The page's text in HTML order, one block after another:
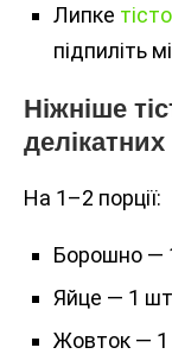
Липке
підпиліть
Ніжніше
На 1–2 порції:
Борошно —
Яйце — 1 шт
Жовток —